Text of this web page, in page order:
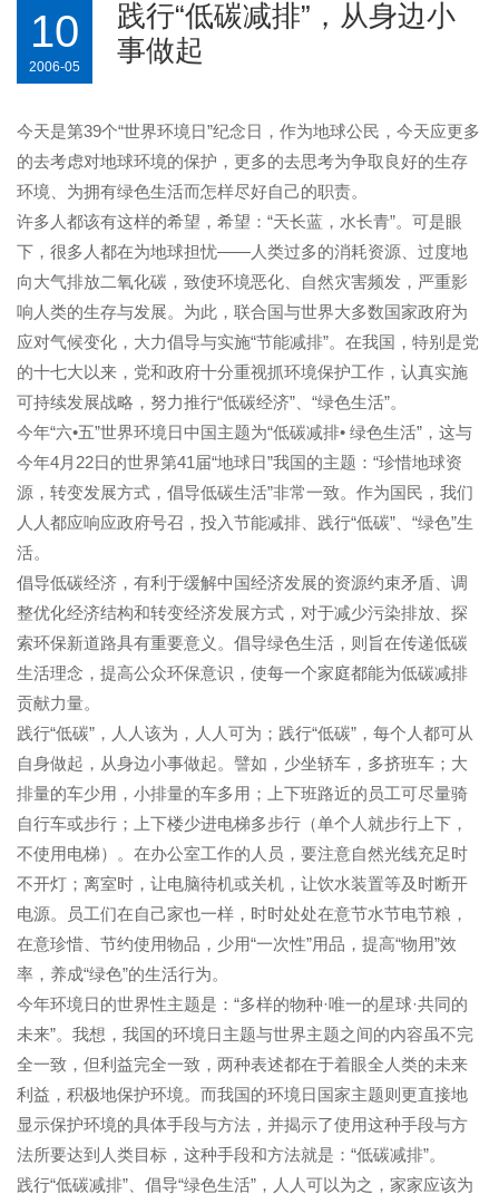
10
2006-05
践行“低碳减排”，从身边小
事做起
今天是第39个“世界环境日”纪念日，作为地球公民，今天应更多
的去考虑对地球环境的保护，更多的去思考为争取良好的生存
环境、为拥有绿色生活而怎样尽好自己的职责。
许多人都该有这样的希望，希望：“天长蓝，水长青”。可是眼
下，很多人都在为地球担忧——人类过多的消耗资源、过度地
向大气排放二氧化碳，致使环境恶化、自然灾害频发，严重影
响人类的生存与发展。为此，联合国与世界大多数国家政府为
应对气候变化，大力倡导与实施“节能减排”。在我国，特别是党
的十七大以来，党和政府十分重视抓环境保护工作，认真实施
可持续发展战略，努力推行“低碳经济”、“绿色生活”。
今年“六•五”世界环境日中国主题为“低碳减排• 绿色生活”，这与
今年4月22日的世界第41届“地球日”我国的主题：“珍惜地球资
源，转变发展方式，倡导低碳生活”非常一致。作为国民，我们
人人都应响应政府号召，投入节能减排、践行“低碳”、“绿色”生
活。
倡导低碳经济，有利于缓解中国经济发展的资源约束矛盾、调
整优化经济结构和转变经济发展方式，对于减少污染排放、探
索环保新道路具有重要意义。倡导绿色生活，则旨在传递低碳
生活理念，提高公众环保意识，使每一个家庭都能为低碳减排
贡献力量。
践行“低碳”，人人该为，人人可为；践行“低碳”，每个人都可从
自身做起，从身边小事做起。譬如，少坐轿车，多挤班车；大
排量的车少用，小排量的车多用；上下班路近的员工可尽量骑
自行车或步行；上下楼少进电梯多步行（单个人就步行上下，
不使用电梯）。在办公室工作的人员，要注意自然光线充足时
不开灯；离室时，让电脑待机或关机，让饮水装置等及时断开
电源。员工们在自己家也一样，时时处处在意节水节电节粮，
在意珍惜、节约使用物品，少用“一次性”用品，提高“物用”效
率，养成“绿色”的生活行为。
今年环境日的世界性主题是：“多样的物种·唯一的星球·共同的
未来”。我想，我国的环境日主题与世界主题之间的内容虽不完
全一致，但利益完全一致，两种表述都在于着眼全人类的未来
利益，积极地保护环境。而我国的环境日国家主题则更直接地
显示保护环境的具体手段与方法，并揭示了使用这种手段与方
法所要达到人类目标，这种手段和方法就是：“低碳减排”。
践行“低碳减排”、倡导“绿色生活”，人人可以为之，家家应该为